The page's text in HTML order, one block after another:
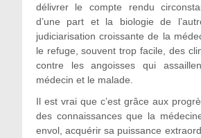
délivrer le compte rendu
d’une part et la biologie de
judiciarisation croissante de la
le refuge, souvent trop facile, des
contre les angoisses qui
médecin et le malade.
Il est vrai que c’est grâce aux
des connaissances que la
envol, acquérir sa puissance